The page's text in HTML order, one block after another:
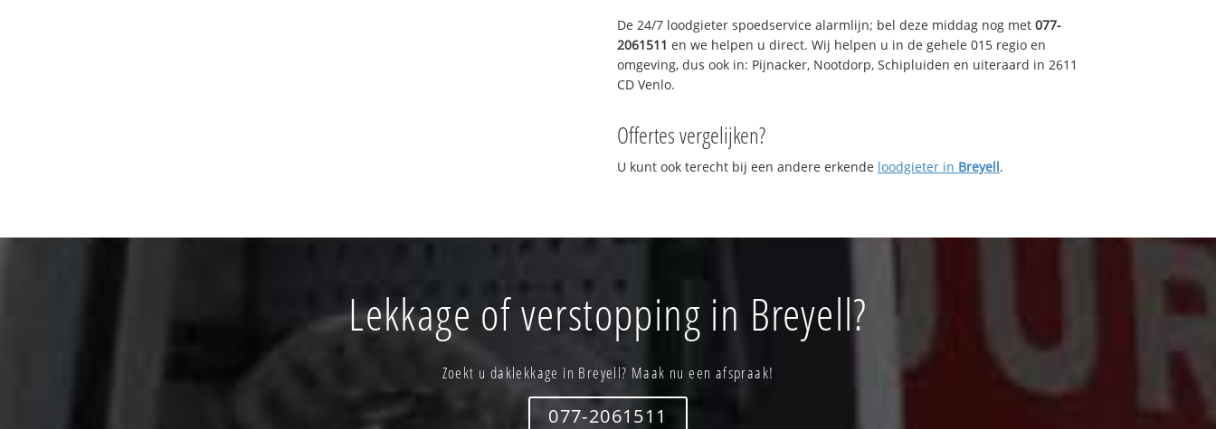
De 24/7 loodgieter spoedservice alarmlijn; bel deze middag nog met 077-
2061511 en we helpen u direct. Wij helpen u in de gehele 015 regio en
omgeving, dus ook in: Pijnacker, Nootdorp, Schipluiden en uiteraard in 2611
CD Venlo.
Offertes vergelijken?
U kunt ook terecht bij een andere erkende loodgieter in Breyell.
Lekkage of verstopping in Breyell?
Zoekt u daklekkage in Breyell? Maak nu een afspraak!
077-2061511